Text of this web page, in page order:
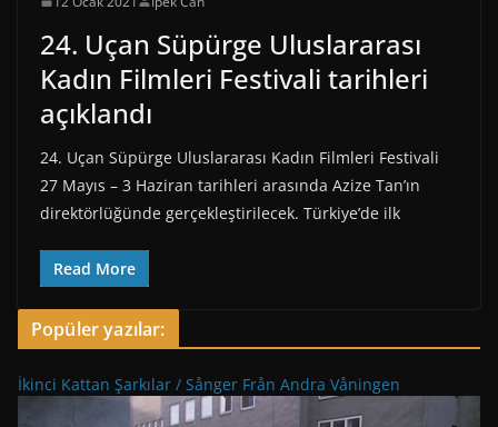
24. Uçan Süpürge Uluslararası
Kadın Filmleri Festivali tarihleri
açıklandı
24. Uçan Süpürge Uluslararası Kadın Filmleri Festivali
27 Mayıs – 3 Haziran tarihleri arasında Azize Tan’ın
direktörlüğünde gerçekleştirilecek. Türkiye’de ilk
Read More
Popüler yazılar:
İkinci Kattan Şarkılar / Sånger Från Andra Våningen